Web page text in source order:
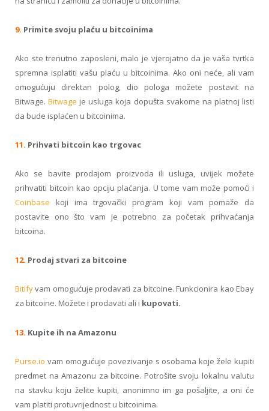
9. Primite svoju plaću u bitcoinima
Ako ste trenutno zaposleni, malo je vjerojatno da je vaša tvrtka
spremna isplatiti vašu plaću u bitcoinima. Ako oni neće, ali vam
omogućuju
direktan polog, dio pologa možete postavitna
Bitwage. Bitwage je usluga koja dopušta svakome na platnoj listi
da bude isplaćen u bitcoinima.
11. Prihvati bitcoin kao trgovac
Ako se bavite prodajom proizvoda ili usluga, uvijek možete
prihvatiti bitcoin kao opciju plaćanja. U tome vam može pomoći i
Coinbase koji ima trgovački program koji
vam pomaže da
postavite
ono što vam je potrebno za početak prihvaćanja
bitcoina.
12. Prodaj stvari za bitcoine
Bitifyvam omogućuje prodavati za bitcoine. Funkcionira kao Ebay
za bitcoine. Možete i prodavati ali i kupovati.
13. Kupite ih na Amazonu
Purse.io vam omogućuje povezivanje s osobama koje žele kupiti
predmet na Amazonu za bitcoine. Potrošite svoju lokalnu valutu
na stavku koju želite kupiti, anonimno im ga pošaljite, a oni će
vam platiti protuvrijednost u bitcoinima.